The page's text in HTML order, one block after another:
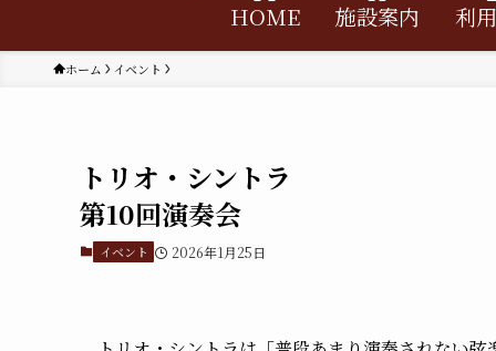
HOME 施設案内 利
ホーム イベント
トリオ・シントラ
第10回演奏会
イベント 2026年1月25日